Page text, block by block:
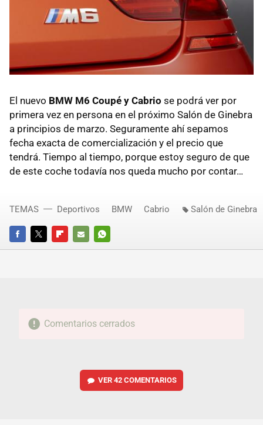
El nuevo BMW M6 Coupé y Cabrio se podrá ver por
primera vez en persona en el próximo Salón de Ginebra
a principios de marzo. Seguramente ahí sepamos
fecha exacta de comercialización y el precio que
tendrá. Tiempo al tiempo, porque estoy seguro de que
de este coche todavía nos queda mucho por contar…
FACEBOOKTWITTERFLIPBOARD
E-
WHATSAPP
TEMAS Deportivos BMW Cabrio Salón de Ginebra
Comentarios cerrados
VER 42 COMENTARIOS